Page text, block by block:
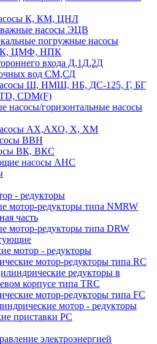
К, КМ, ЦНЛ
насосы ЭЦВ
погружные насосы
ЦМФ, НПК
входа Д,1Д,2Д
вод СМ,СД
Ш, НМШ, НБ, ДС-125, Г, БГ
CDM(F)
насосы/горизонтальные насосы
АХ,АХО, Х, ХМ
ВВН
ВК, ВКС
насосы АНС
- редукторы
мотор-редукторы типа NMRW
часть
мотор-редукторы типа DRW
мотор - редукторы
мотор-редукторы типа RC
редукторы в
корпусе типа TRC
мотор-редукторы типа FC
мотор - редукторы
приставки PC
электроэнергией